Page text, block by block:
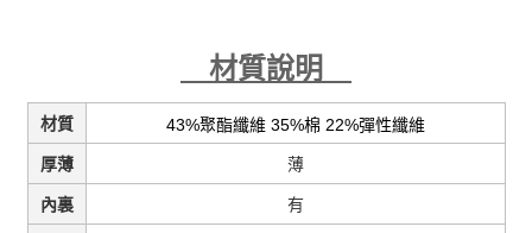
材質說明
材質 43%聚酯纖維 35%棉 22%彈性纖維
厚薄 薄
內裏 有